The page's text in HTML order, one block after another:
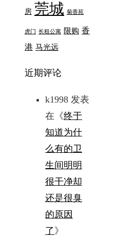
房 莞城 菊香苑
虎门 长租公寓 限购 香
港 马光远
近期评论
k1998 发表
在《终于
知道为什
么有的卫
生间明明
很干净却
还是很臭
的原因
了 》